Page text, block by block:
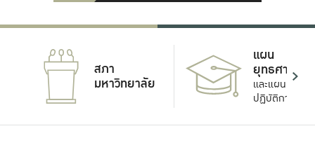
สภา
มหาวิทยาลัย
แผน
ยุทธศาสตร์
และแผน
ปฏิบัติการ